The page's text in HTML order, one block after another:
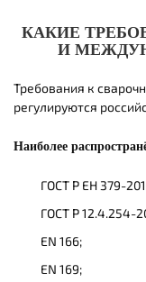
КАКИЕ
И
Требования к
регулируются
Наиболее
ГОСТ Р ЕН 379-
ГОСТ Р 12.4.254-
EN 166;
EN 169;